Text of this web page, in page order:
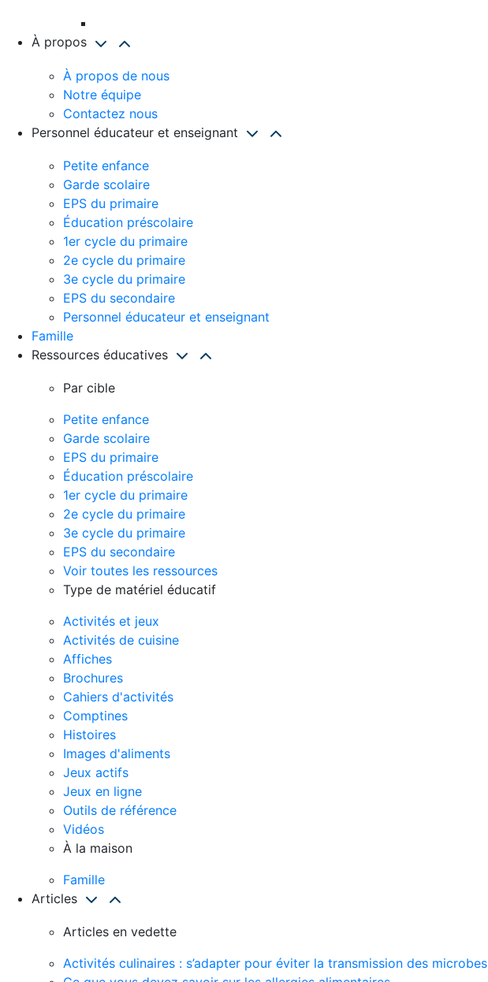
À propos
À propos de nous
Notre équipe
Contactez nous
Personnel éducateur et enseignant
Petite enfance
Garde scolaire
EPS du primaire
Éducation préscolaire
1er cycle du primaire
2e cycle du primaire
3e cycle du primaire
EPS du secondaire
Personnel éducateur et enseignant
Famille
Ressources éducatives
Par cible
Petite enfance
Garde scolaire
EPS du primaire
Éducation préscolaire
1er cycle du primaire
2e cycle du primaire
3e cycle du primaire
EPS du secondaire
Voir toutes les ressources
Type de matériel éducatif
Activités et jeux
Activités de cuisine
Affiches
Brochures
Cahiers d'activités
Comptines
Histoires
Images d'aliments
Jeux actifs
Jeux en ligne
Outils de référence
Vidéos
À la maison
Famille
Articles
Articles en vedette
Activités culinaires : s’adapter pour éviter la transmission des microbes